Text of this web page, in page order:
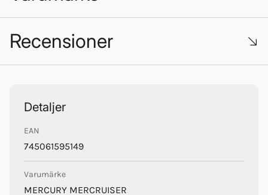
Recensioner
Detaljer
EAN
745061595149
Varumärke
MERCURY MERCRUISER